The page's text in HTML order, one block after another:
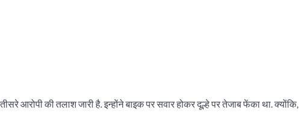
आरोपी की तलाश जारी है. इन्होंने बाइक पर सवार होकर दूल्हे पर तेजाब फेंका था. क्योंकि,